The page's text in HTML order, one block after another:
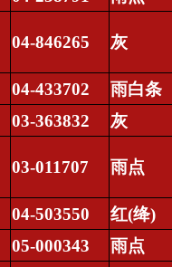
04-846265 灰
04-433702
雨白条
03-363832
灰
03-011707 雨点
04-503550 红(绛)
05-000343
雨点